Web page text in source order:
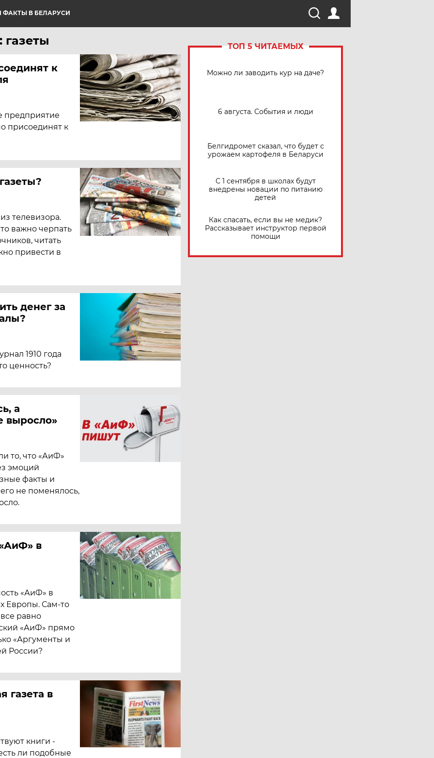
ФАКТЫ В БЕЛАРУСИ
к
предприятие
присоединят к
телевизора.
важно черпать
читать
привести в
денег за
1910 года
ценность?
а
выросло»
то, что «АиФ»
эмоций
факты и
не поменялось,
в
«АиФ» в
Европы. Сам-то
равно
«АиФ» прямо
«Аргументы и
России?
газета в
книги -
ли подобные
ТОП 5 ЧИТАЕМЫХ
Можно ли заводить кур на даче?
6 августа. События и люди
Белгидромет сказал, что будет с
урожаем картофеля в Беларуси
С 1 сентября в школах будут
внедрены новации по питанию
детей
Как спасать, если вы не медик?
Рассказывает инструктор первой
помощи